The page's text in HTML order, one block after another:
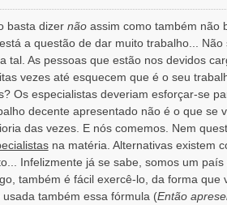
basta dizer nãoassim como também não
a questão de dar muito trabalho... Não
tal. As pessoas que estão nos devidos
vezes até esquecem que é o seu
Os especialistas deveriam esforçar-se
decente apresentado não é o que se
das vezes. E nós comemos. Nem
na matéria. Alternativas existem
Infelizmente já se sabe, somos um
também é fácil exercê-lo, da forma que
usada também essa fórmula (Então